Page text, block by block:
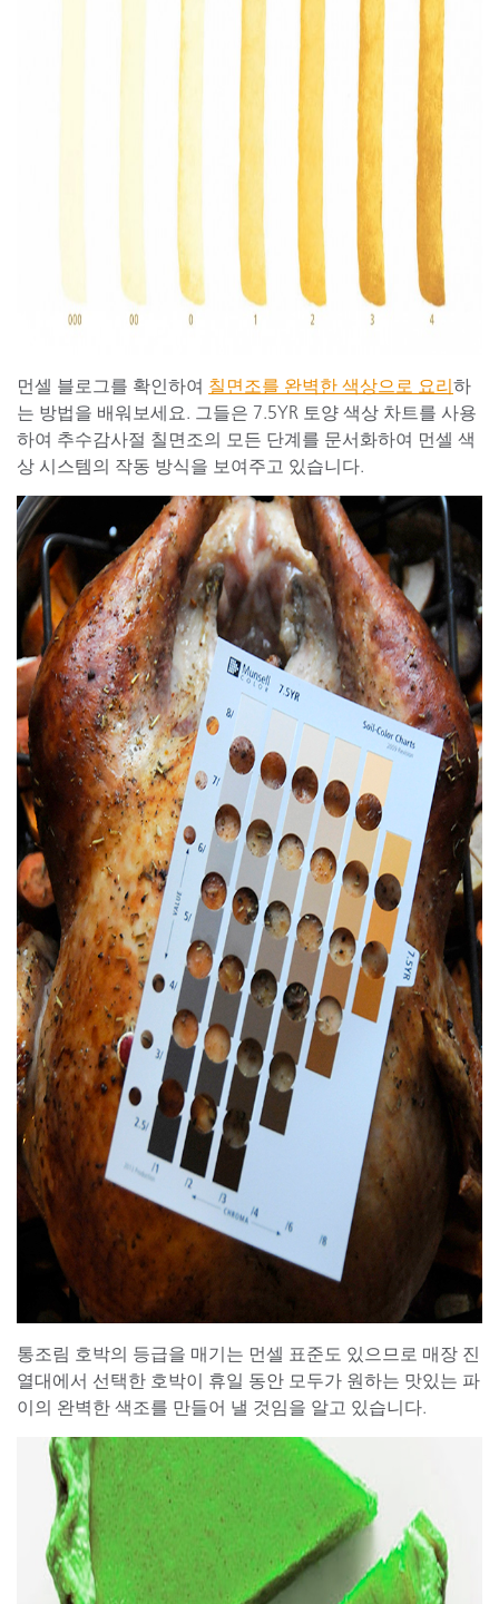
먼셀 블로그를 확인하여 칠면조를 완벽한 색상으로 요리하
는 방법을 배워보세요. 그들은 7.5YR 토양 색상 차트를 사용
하여 추수감사절 칠면조의 모든 단계를 문서화하여 먼셀 색
상 시스템의 작동 방식을 보여주고 있습니다.
통조림 호박의 등급을 매기는 먼셀 표준도 있으므로 매장 진
열대에서 선택한 호박이 휴일 동안 모두가 원하는 맛있는 파
이의 완벽한 색조를 만들어 낼 것임을 알고 있습니다.